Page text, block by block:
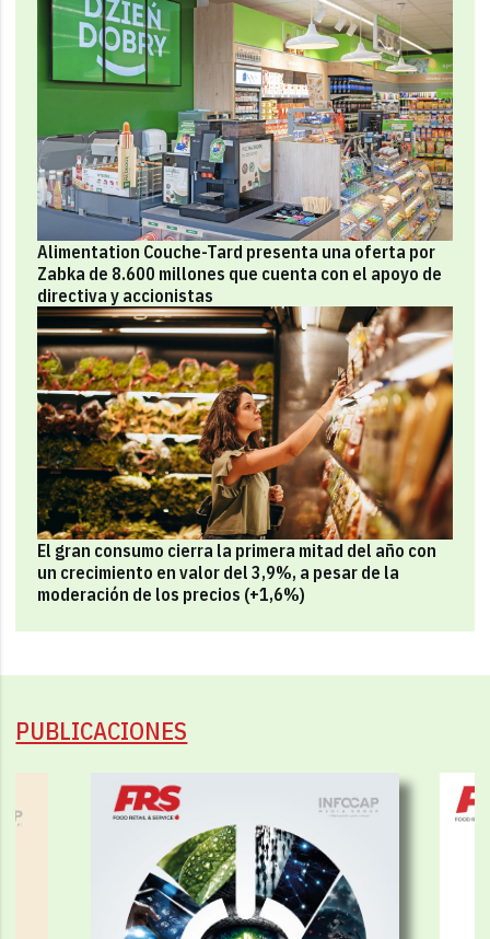
Alimentation Couche-Tard presenta una oferta por
Zabka de 8.600 millones que cuenta con el apoyo de
directiva y accionistas
El gran consumo cierra la primera mitad del año con
un crecimiento en valor del 3,9%, a pesar de la
moderación de los precios (+1,6%)
PUBLICACIONES